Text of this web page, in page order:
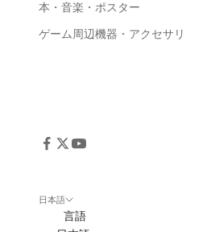
本・音楽・ポスター
ゲーム周辺機器・アクセサリ
日本語
言語